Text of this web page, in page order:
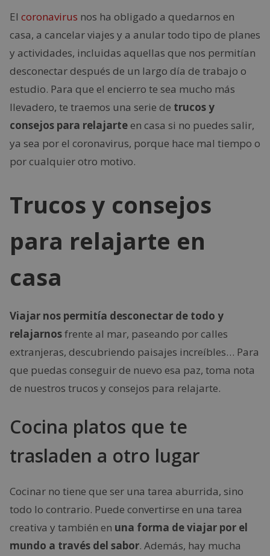
El coronavirus nos ha obligado a quedarnos en
casa, a cancelar viajes y a anular todo tipo de planes
y actividades, incluidas aquellas que nos permitían
desconectar después de un largo día de trabajo o
estudio. Para que el encierro te sea mucho más
llevadero, te traemos una serie de trucos y
consejos para relajarteen casa si no puedes salir,
ya sea por el coronavirus, porque hace mal tiempo o
por cualquier otro motivo.
Trucos y consejos
para relajarte en
casa
Viajar nos permitía desconectar de todo y
relajarnosfrente al mar, paseando por calles
extranjeras, descubriendo paisajes increíbles… Para
que puedas conseguir de nuevo esa paz, toma nota
de nuestros trucos y consejos para relajarte.
Cocina platos que te
trasladen a otro lugar
Cocinar no tiene que ser una tarea aburrida, sino
todo lo contrario. Puede convertirse en una tarea
creativa y también en una forma de viajar por el
mundo a través del sabor. Además, hay mucha